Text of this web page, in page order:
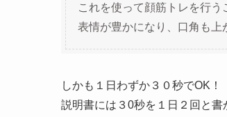
これを使って顔筋トレを行
表情が豊かになり、口角も上
しかも１日わずか３０秒でOK！
説明書には３0秒を１日２回と書